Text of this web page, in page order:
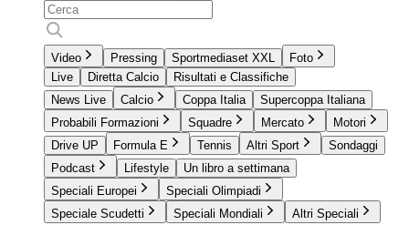
Video Pressing Sportmediaset XXL
Foto
Live
Diretta Calcio
Risultati e Classifiche
News Live
Calcio Coppa Italia
Supercoppa Italiana
Probabili Formazioni
Squadre Mercato
Motori
Drive UP
Formula E Tennis Altri Sport
Sondaggi
Podcast
Lifestyle
Un libro a settimana
Speciali Europei
Speciali Olimpiadi
Speciale Scudetti
Speciali Mondiali Altri Speciali